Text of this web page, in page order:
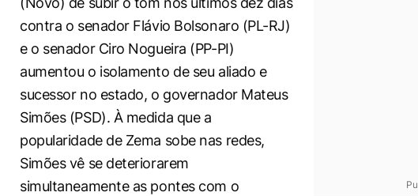
contra o senador Flávio Bolsonaro (PL-RJ)
e o senador Ciro Nogueira (PP-PI)
aumentou o isolamento de seu aliado e
sucessor no estado, o governador Mateus
Simões (PSD). À medida que a
popularidade de Zema sobe nas redes,
Simões vê se deteriorarem
simultaneamente as pontes com o